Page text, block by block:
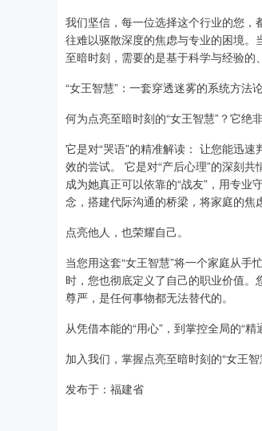
我们坚信，每一位选择这个行业的您，
往难以驱散深度的焦虑与专业的困境
至暗时刻，需要的是基于科学与经验的
“女王智慧”：一套穿透迷雾的系统方法论
何为点亮至暗时刻的“女王智慧”？它绝
它是对“哭语”的精准解读： 让您能迅
效的尝试。 它是对“产后心理”的深刻
成为她真正可以依靠的“战友”，用专业
念，搭建代际沟通的桥梁，将家庭的
点亮他人，也荣耀自己。
当您用这套“女王智慧”将一个家庭从
时，您也彻底定义了自己的职业价值
尊严，是任何事物都无法替代的。
从凭借本能的“用心”，到掌控全局的“
加入我们，掌握点亮至暗时刻的“女王
发布于：福建省